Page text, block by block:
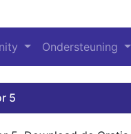
Ondersteuning
5